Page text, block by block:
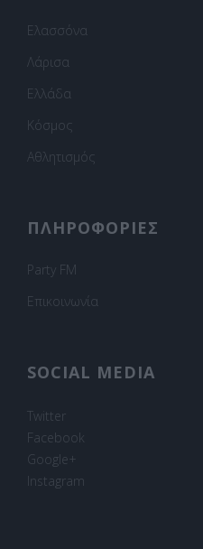
Ελασσόνα
Λάρισα
Ελλάδα
Κόσμος
Αθλητισμός
ΠΛΗΡΟΦΟΡΙΕΣ
Party FM
Επικοινωνία
SOCIAL MEDIA
Twitter
Facebook
Google+
Instagram